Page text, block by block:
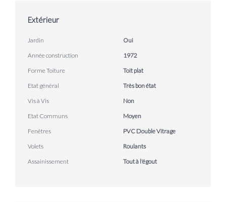
Extérieur
Jardin
Oui
Année construction
1972
Forme Toiture
Toit plat
Etat général
Très bon état
Vis à Vis
Non
Etat Communs
Moyen
Fenêtres
PVC Double Vitrage
Volets
Roulants
Assainissement
Tout à l'égout